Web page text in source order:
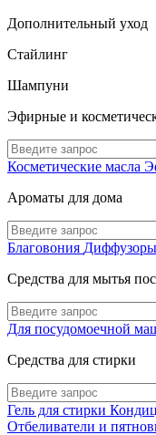
Дополнительный уход
Стайлинг
Шампуни
Эфирные и
Косметические масла
Ароматы для дома
Благовония Диффузоры
Средства для мытья
Для посудомоечной
Средства для стирки
Гель для стирки
Отбеливатели и